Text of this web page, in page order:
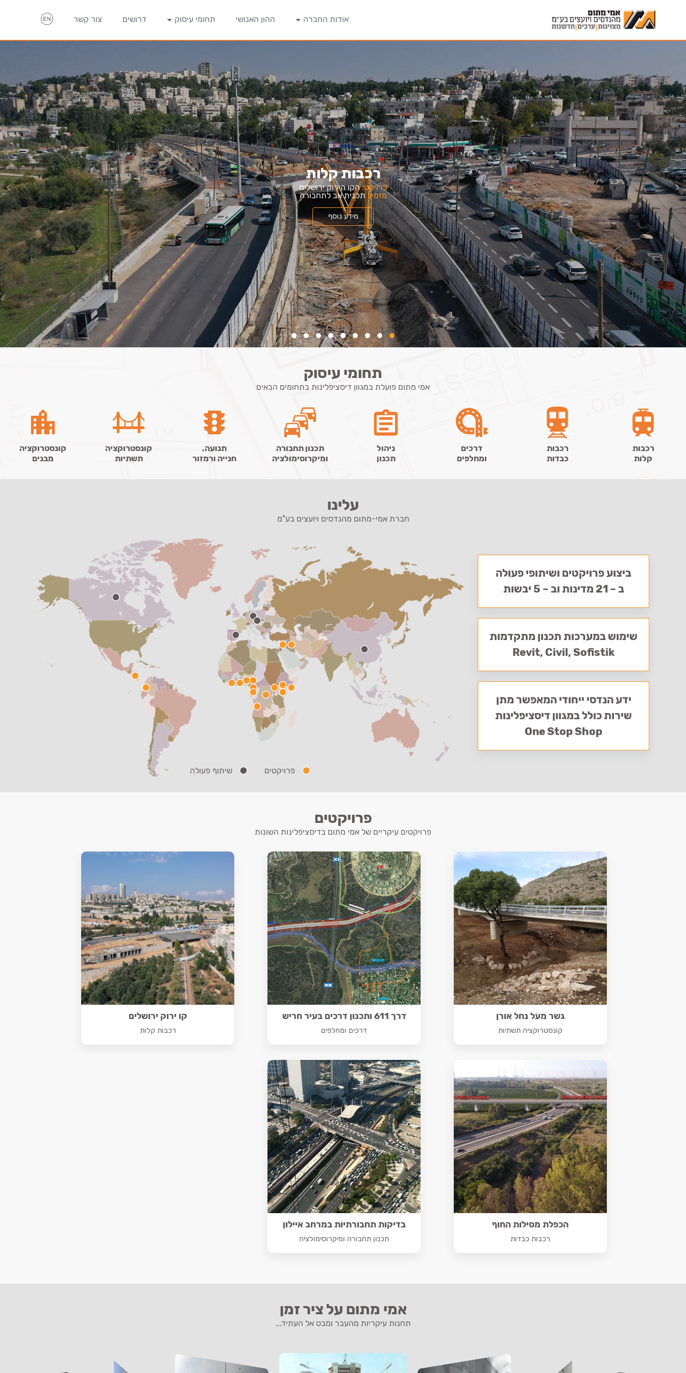
אודות החברה ההון האנושי תחומי עיסוק דרושים צור קשר
רכבות קלות
פרויקט:הקו הירוק ירושלים
מזמין:תכנית אב לתחבורה
מידע נוסף
תחומי עיסוק
אמי מתום פועלת במגוון דיסציפלינות בתחומים הבאים
רכבות
קלות
רכבות
כבדות
דרכים
ומחלפים
ניהול
תכנון
תכנון תחבורה
ומיקרוסימולציה
תנועה,
חנייה ורמזור
קונסטרוקציה
תשתיות
קונסטרוקציה
מבנים
עלינו
חברת אמי-מתום מהנדסים ויועצים בע"מ
ביצוע פרויקטים ושיתופי פעולה
ב – 21 מדינות וב – 5 יבשות
שימוש במערכות תכנון מתקדמות
Revit, Civil, Sofistik
ידע הנדסי ייחודי המאפשר מתן
שירות כולל במגוון דיסציפלינות
One Stop Shop
פרויקטים שיתוף פעולה
פרויקטים
פרויקטים עיקריים של אמי מתום בדיסציפלינות השונות
גשר מעל נחל אורן
קונסטרוקציה תשתיות
דרך 611 ותכנון דרכים בעיר חריש
דרכים ומחלפים
קו ירוק ירושלים
רכבות קלות
הכפלת מסילות החוף
רכבות כבדות
בדיקות תחבורתיות במרחב איילון
תכנון תחבורה ומיקרוסימולציה
אמי מתום על ציר זמן
תחנות עיקריות מהעבר ומבט אל העתיד...